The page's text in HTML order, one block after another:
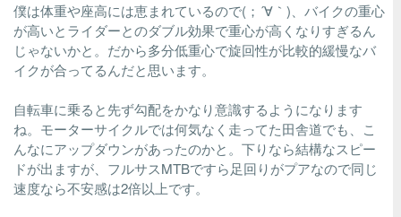
僕は体重や座高には恵まれているので(；´∀｀)、バイクの重心
が高いとライダーとのダブル効果で重心が高くなりすぎるん
じゃないかと。だから多分低重心で旋回性が比較的緩慢なバ
イクが合ってるんだと思います。
自転車に乗ると先ず勾配をかなり意識するようになります
ね。モーターサイクルでは何気なく走ってた田舎道でも、こ
んなにアップダウンがあったのかと。下りなら結構なスピー
ドが出ますが、フルサスMTBですら足回りがプアなので同じ
速度なら不安感は2倍以上です。